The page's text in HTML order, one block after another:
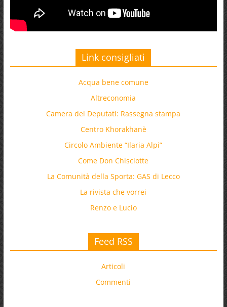
Link consigliati
Acqua bene comune
Altreconomia
Camera dei Deputati: Rassegna stampa
Centro Khorakhanè
Circolo Ambiente “Ilaria Alpi”
Come Don Chisciotte
La Comunità della Sporta: GAS di Lecco
La rivista che vorrei
Renzo e Lucio
Feed RSS
Articoli
Commenti